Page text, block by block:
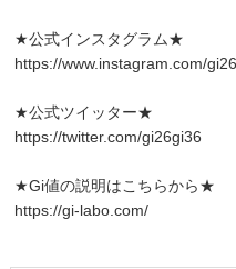
★公式インスタグラム★
https://www.instagram.com/
★公式ツイッター★
https://twitter.com/gi26gi36
★Gi値の説明はこちらから★
https://gi-labo.com/